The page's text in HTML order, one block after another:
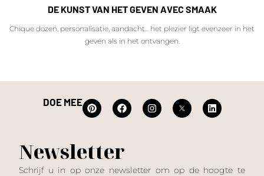
DE KUNST VAN HET GEVEN AVEC SMAAK
Chique dozen, personalisatie, aandacht... het plezier ligt evenzeer in het
geven als in het ontvangen.
DOE MEE
Newsletter
Schrijf u in op onze newsletter om op de hoogte te